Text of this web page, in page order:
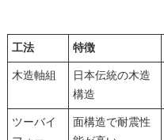
工法 特徴
木造軸組
日本伝統の木造
構造
ツーバイ
面構造で耐震性